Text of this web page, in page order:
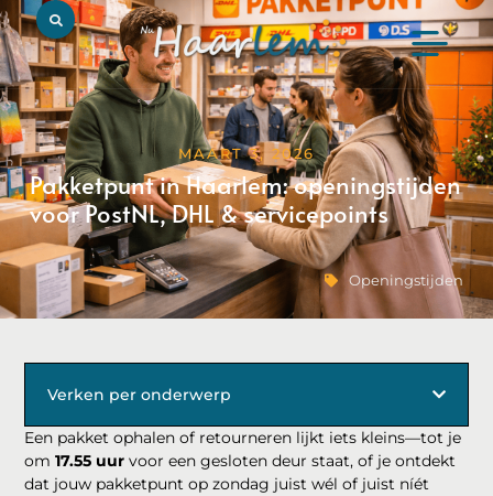
MAART 3, 2026
Pakketpunt in Haarlem: openingstijden
voor PostNL, DHL & servicepoints
Openingstijden
Een pakket ophalen of retourneren lijkt iets kleins—tot je
om17.55 uur voor een gesloten deur staat, of je ontdekt
dat jouw pakketpunt op zondag juist wél of juist níét
Verken per onderwerp